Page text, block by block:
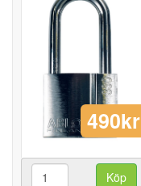
490kr
Köp